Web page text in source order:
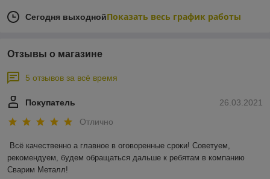
Сегодня выходнойПоказать весь график работы
Отзывы о магазине
5 отзывов за всё время
26.03.2021
Покупатель
Отлично
Всё качественно а главное в оговоренные сроки! Советуем,
рекомендуем, будем обращаться дальше к ребятам в компанию
Сварим Металл!